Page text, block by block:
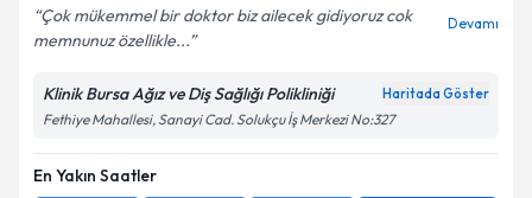
Çok mükemmel bir doktor biz ailecek gidiyoruz cok
memnunuz özellikle...
Devamı
Klinik Bursa Ağız ve Diş Sağlığı Polikliniği Haritada Göster
Fethiye Mahallesi, Sanayi Cad. Solukçu İş Merkezi No:327
En Yakın Saatler